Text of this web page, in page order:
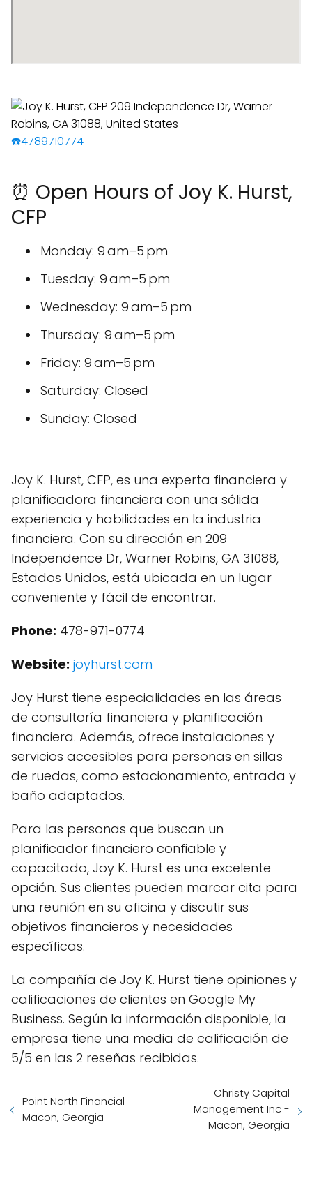
☎️4789710774
⏰ Open Hours of Joy K. Hurst,
CFP
Monday: 9 am–5 pm
Tuesday: 9 am–5 pm
Wednesday: 9 am–5 pm
Thursday: 9 am–5 pm
Friday: 9 am–5 pm
Saturday: Closed
Sunday: Closed
Joy K. Hurst, CFP, es una experta financiera y
planificadora financiera con una sólida
experiencia y habilidades en la industria
financiera. Con su dirección en 209
Independence Dr, Warner Robins, GA 31088,
Estados Unidos, está ubicada en un lugar
conveniente y fácil de encontrar.
Phone: 478-971-0774
Website: joyhurst.com
Joy Hurst tiene especialidades en las áreas
de consultoría financiera y planificación
financiera. Además, ofrece instalaciones y
servicios accesibles para personas en sillas
de ruedas, como estacionamiento, entrada y
baño adaptados.
Para las personas que buscan un
planificador financiero confiable y
capacitado, Joy K. Hurst es una excelente
opción. Sus clientes pueden marcar cita para
una reunión en su oficina y discutir sus
objetivos financieros y necesidades
específicas.
La compañía de Joy K. Hurst tiene opiniones y
calificaciones de clientes en Google My
Business. Según la información disponible, la
empresa tiene una media de calificación de
5/5 en las 2 reseñas recibidas.
Point North Financial -
Macon, Georgia
Christy Capital
Management Inc -
Macon, Georgia